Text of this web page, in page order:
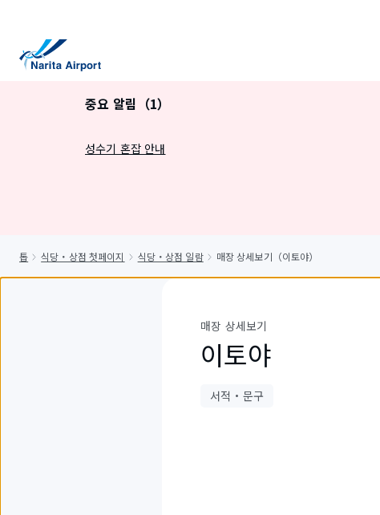
중요 알림（1）
성수기 혼잡 안내
톱 식당・상점 첫페이지 식당・상점 일람 매장 상세보기（이토야）
매장 상세보기
이토야
서적・문구